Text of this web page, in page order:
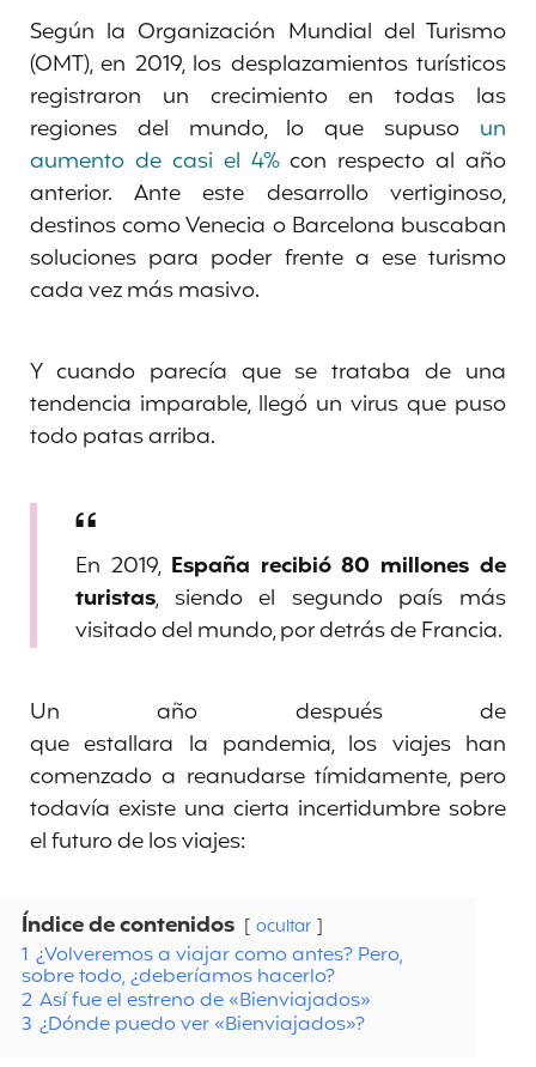
Según la Organización Mundial del Turismo
(OMT), en 2019, los desplazamientos turísticos
registraron un crecimiento en todas las
regiones del mundo, lo que supuso un
aumento de casi el 4%con respecto al año
anterior. Ante este desarrollo vertiginoso,
destinos como Venecia o Barcelona buscaban
soluciones para poder frente a ese turismo
cada vez más masivo.
Y cuando parecía que se trataba de una
tendencia imparable, llegó un virus que puso
todo patas arriba.
En 2019, España recibió 80 millones de
turistas, siendo el segundo país más
visitado del mundo, por detrás de Francia.
Un año después de
que estallara la pandemia, los viajes han
comenzado a reanudarse tímidamente, pero
todavía existe una cierta incertidumbre sobre
el futuro de los viajes:
Índice de contenidos ocultar
1 ¿Volveremos a viajar como antes? Pero,
sobre todo, ¿deberíamos hacerlo?
2 Así fue el estreno de «Bienviajados»
3 ¿Dónde puedo ver «Bienviajados»?